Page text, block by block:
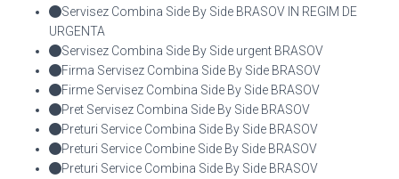
Servisez Combina Side By Side BRASOV IN REGIM DE
URGENTA
Servisez Combina Side By Side urgent BRASOV
Firma Servisez Combina Side By Side BRASOV
Firme Servisez Combina Side By Side BRASOV
Pret Servisez Combina Side By Side BRASOV
Preturi Service Combina Side By Side BRASOV
Preturi Service Combine Side By Side BRASOV
Preturi Service Combina Side By Side BRASOV